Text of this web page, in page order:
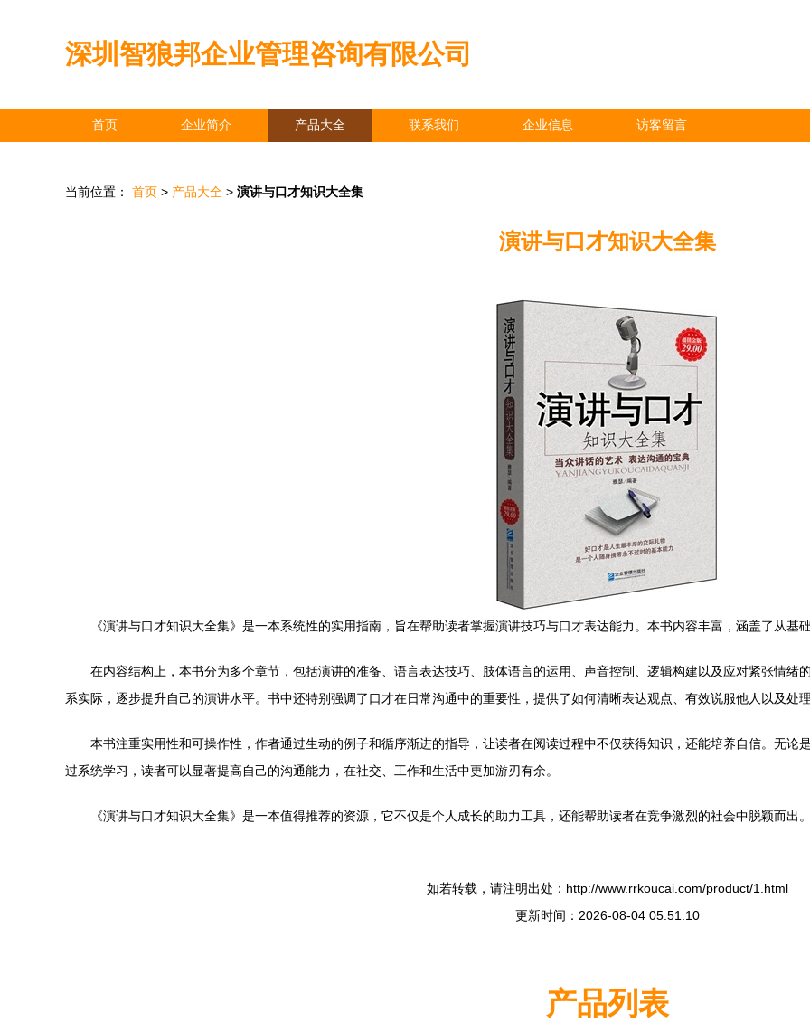
深圳智狼邦企业管理咨询有限公司
首页 企业简介 产品大全 联系我们 企业信息 访客留言
当前位置： 首页 > 产品大全 > 演讲与口才知识大全集
演讲与口才知识大全集
《演讲与口才知识大全集》是一本系统性的实用指南，旨在帮助读者掌握演讲技巧与口才表达能力。本书内容丰富，涵盖了从
在内容结构上，本书分为多个章节，包括演讲的准备、语言表达技巧、肢体语言的运用、声音控制、逻辑构建以及应对紧张情绪
系实际，逐步提升自己的演讲水平。书中还特别强调了口才在日常沟通中的重要性，提供了如何清晰表达观点、有效说服他人以及处
本书注重实用性和可操作性，作者通过生动的例子和循序渐进的指导，让读者在阅读过程中不仅获得知识，还能培养自信。无论
过系统学习，读者可以显著提高自己的沟通能力，在社交、工作和生活中更加游刃有余。
《演讲与口才知识大全集》是一本值得推荐的资源，它不仅是个人成长的助力工具，还能帮助读者在竞争激烈的社会中脱颖而出
如若转载，请注明出处：http://www.rrkoucai.com/product/1.html
更新时间：2026-08-04 05:51:10
产品列表